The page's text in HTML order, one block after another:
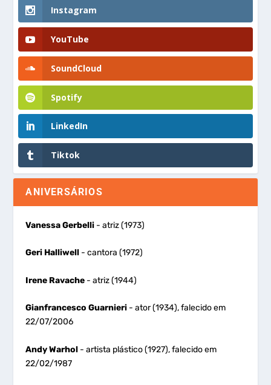
Instagram
YouTube
SoundCloud
Spotify
LinkedIn
Tiktok
ANIVERSÁRIOS
Vanessa Gerbelli - atriz (1973)
Geri Halliwell - cantora (1972)
Irene Ravache - atriz (1944)
Gianfrancesco Guarnieri - ator (1934), falecido em
22/07/2006
Andy Warhol - artista plástico (1927), falecido em
22/02/1987